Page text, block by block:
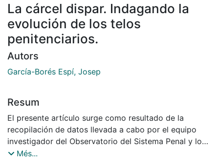
La cárcel dispar. Indagando la
evolución de los telos
penitenciarios.
Autors
García-Borés Espí, Josep
Resum
El presente artículo surge como resultado de la
recopilación de datos llevada a cabo por el equipo
investigador del Observatorio del Sistema Penal y los
Derechos Humanos de la Universidad de Barcelona
Més...